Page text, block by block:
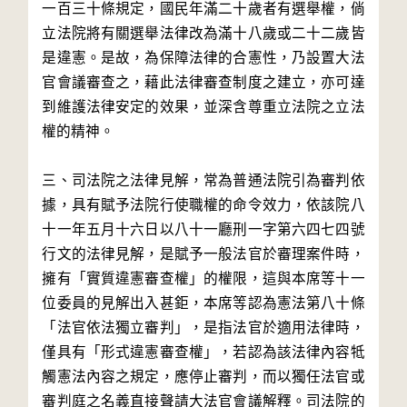
一百三十條規定，國民年滿二十歲者有選舉權，倘
立法院將有關選舉法律改為滿十八歲或二十二歲皆
是違憲。是故，為保障法律的合憲性，乃設置大法
官會議審查之，藉此法律審查制度之建立，亦可達
到維護法律安定的效果，並深含尊重立法院之立法
權的精神。
三、司法院之法律見解，常為普通法院引為審判依
據，具有賦予法院行使職權的命令效力，依該院八
十一年五月十六日以八十一廳刑一字第六四七四號
行文的法律見解，是賦予一般法官於審理案件時，
擁有「實質違憲審查權」的權限，這與本席等十一
位委員的見解出入甚鉅，本席等認為憲法第八十條
「法官依法獨立審判」，是指法官於適用法律時，
僅具有「形式違憲審查權」，若認為該法律內容牴
觸憲法內容之規定，應停止審判，而以獨任法官或
審判庭之名義直接聲請大法官會議解釋。司法院的